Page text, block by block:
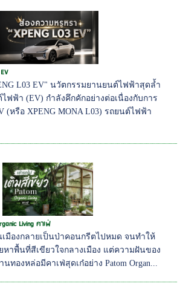
L03 EV" นวัตกรรมยานยนต์ไฟฟ้าสุดล้ำ
ฟฟ้า (EV) กำลังคึกคักอย่างต่อเนื่องกับการ
(หรือ XPENG MONA L03) รถยนต์ไฟฟ้า
Living คาเฟ่
มืองกลายเป็นป่าคอนกรีตไปหมด จนทำให้
หาพื้นที่สีเขียวใจกลางเมือง แต่ความฝันของ
ทองหล่อมีคาเฟ่สุดเก๋อย่าง Patom Organ...